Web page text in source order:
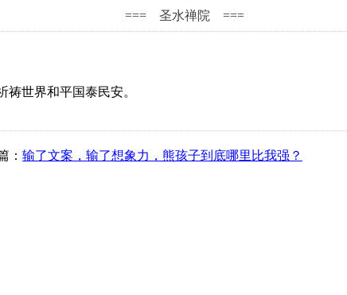
=== 圣水禅院 ===
世界和平国泰民安。
： 输了文案，输了想象力，熊孩子到底哪里比我强？